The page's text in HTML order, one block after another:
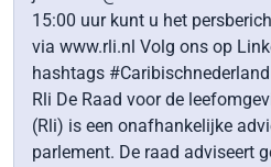
15:00 uur kunt u het
via www.rli.nl Volg ons op
hashtags
Rli De Raad voor de
(Rli) is een onafhankelijke
parlement. De raad adviseert